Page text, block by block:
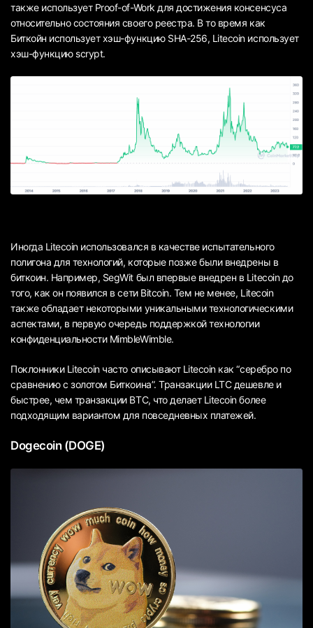
также использует Proof-of-Work для достижения консенсуса
относительно состояния своего реестра. В то время как
Биткойн использует хэш-функцию SHA-256, Litecoin использует
хэш-функцию scrypt.
Иногда Litecoin использовался в качестве испытательного
полигона для технологий, которые позже были внедрены в
биткоин. Например, SegWit был впервые внедрен в Litecoin до
того, как он появился в сети Bitcoin. Тем не менее, Litecoin
также обладает некоторыми уникальными технологическими
аспектами, в первую очередь поддержкой технологии
конфиденциальности MimbleWimble.
Поклонники Litecoin часто описывают Litecoin как “серебро по
сравнению с золотом Биткоина”. Транзакции LTC дешевле и
быстрее, чем транзакции BTC, что делает Litecoin более
подходящим вариантом для повседневных платежей.
Dogecoin (DOGE)